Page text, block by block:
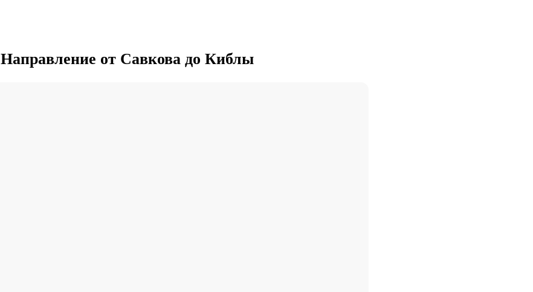
Направление от Савкова до Киблы